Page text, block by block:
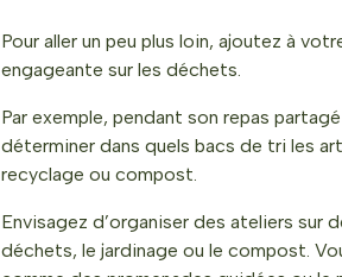
Pour aller un peu plus loin, ajoutez à
engageante sur les déchets.
Par exemple, pendant son repas
déterminer dans quels bacs de tri les
recyclage ou compost.
Envisagez d’organiser des ateliers sur
déchets, le jardinage ou le compost.